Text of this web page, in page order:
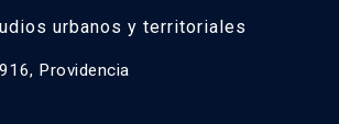
urbanos y territoriales
Providencia